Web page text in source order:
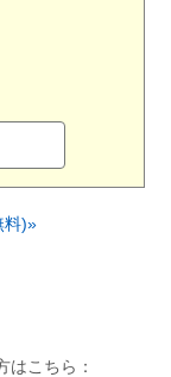
料)»
はこちら：